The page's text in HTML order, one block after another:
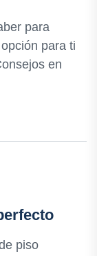
para
para ti
en
piso